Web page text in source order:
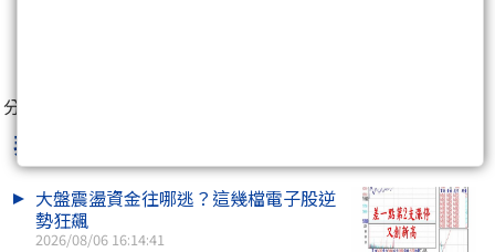
分享至：
非凡贏家李健明
大盤震盪資金往哪逃？這幾檔電子股逆
勢狂飆
2026/08/06 16:14:41